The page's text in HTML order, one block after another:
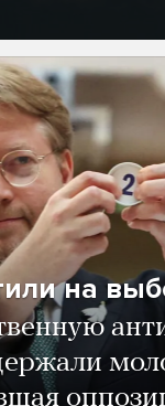
на